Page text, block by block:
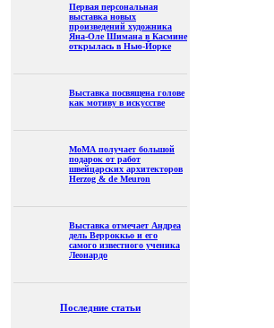
Первая персональная
выставка новых
произведений художника
Яна-Оле Шимана в Касмине
открылась в Нью-Йорке
Выставка посвящена голове
как мотиву в искусстве
МоМА получает большой
подарок от работ
швейцарских архитекторов
Herzog & de Meuron
Выставка отмечает Андреа
дель Верроккьо и его
самого известного ученика
Леонардо
Последние статьи